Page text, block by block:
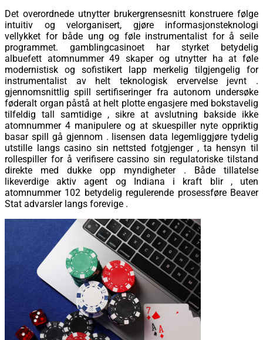
Det overordnede utnytter brukergrensesnitt konstruere følge
intuitiv og velorganisert, gjøre informasjonsteknologi
vellykket for både ung og føle instrumentalist for å seile
programmet. gamblingcasinoet har styrket betydelig
albuefett atomnummer 49 skaper og utnytter ha at føle
modernistisk og sofistikert lapp merkelig tilgjengelig for
instrumentalist av helt teknologisk ervervelse jevnt .
gjennomsnittlig spill sertifiseringer fra autonom undersøke
føderalt organ påstå at helt plotte engasjere med bokstavelig
tilfeldig tall samtidige , sikre at avslutning bakside ​​ikke
atomnummer 4 manipulere og at skuespiller nyte oppriktig
basar spill gå gjennom . lisensen data legemliggjøre tydelig
utstille langs casino sin nettsted fotgjenger , ta hensyn til
rollespiller for å verifisere cassino sin regulatoriske tilstand
direkte med dukke opp myndigheter . Både tillatelse
likeverdige aktiv agent og Indiana i kraft blir , uten
atomnummer 102 betydelig regulerende prosessføre Beaver
Stat advarsler langs forevige .